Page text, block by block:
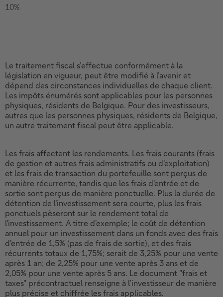
10%
Le traitement fiscal s’effectue conformément à la
législation en vigueur, peut être modifié à l’avenir et
dépend des circonstances individuelles de chaque client.
Les impôts énumérés sont applicables pour les personnes
physiques, résidents de Belgique. Pour des investisseurs,
autres que les personnes physiques, résidents de Belgique,
un autre traitement fiscal peut être applicable.
Les frais affectent les rendements. Les frais courants (frais
de gestion et autres frais administratifs ou d'exploitation)
et les frais de transaction du portefeuille sont perçus de
manière récurrente, tandis que les frais d'entrée et de
sortie sont perçus de manière ponctuelle. Plus la durée de
détention de l'investissement sera courte, plus les frais
ponctuels pèseront sur le rendement total de
l'investissement. A titre d'exemple; le coût de détention
annuel pour un investissement dans un fonds avec des frais
d'entrée de 1,5% (pas de frais de sortie), et des frais
récurrents totaux de 1,75%; serait de 3,25% pour une vente
après 1 an; de 2,25% pour une vente après 3 ans et de
2,05% pour une vente après 5 ans. Le document "frais et
taxes" précontractuel renseigne à l’investisseur de manière
plus précise et chiffrée les frais applicables.